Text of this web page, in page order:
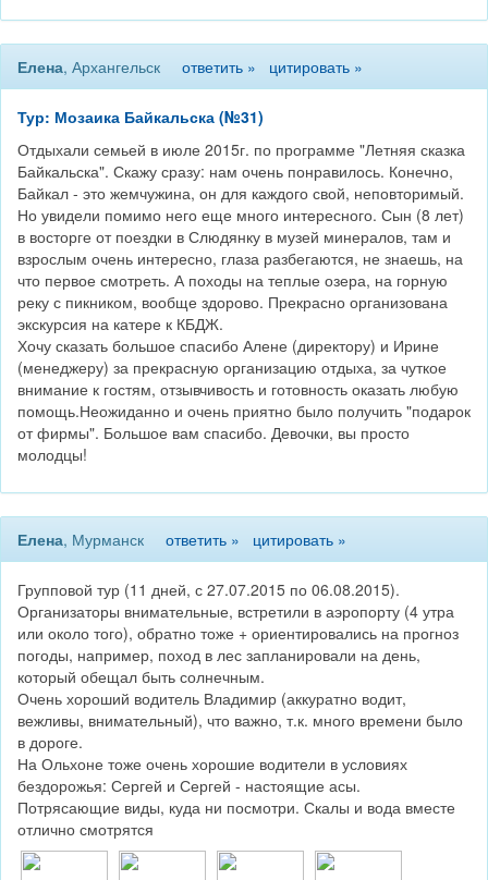
Елена, Архангельск ответить » цитировать »
Тур: Мозаика Байкальска (№31)
Отдыхали семьей в июле 2015г. по программе "Летняя сказка
Байкальска". Скажу сразу: нам очень понравилось. Конечно,
Байкал - это жемчужина, он для каждого свой, неповторимый.
Но увидели помимо него еще много интересного. Сын (8 лет)
в восторге от поездки в Слюдянку в музей минералов, там и
взрослым очень интересно, глаза разбегаются, не знаешь, на
что первое смотреть. А походы на теплые озера, на горную
реку с пикником, вообще здорово. Прекрасно организована
экскурсия на катере к КБДЖ.
Хочу сказать большое спасибо Алене (директору) и Ирине
(менеджеру) за прекрасную организацию отдыха, за чуткое
внимание к гостям, отзывчивость и готовность оказать любую
помощь.Неожиданно и очень приятно было получить "подарок
от фирмы". Большое вам спасибо. Девочки, вы просто
молодцы!
Елена, Мурманск ответить » цитировать »
Групповой тур (11 дней, с 27.07.2015 по 06.08.2015).
Организаторы внимательные, встретили в аэропорту (4 утра
или около того), обратно тоже + ориентировались на прогноз
погоды, например, поход в лес запланировали на день,
который обещал быть солнечным.
Очень хороший водитель Владимир (аккуратно водит,
вежливы, внимательный), что важно, т.к. много времени было
в дороге.
На Ольхоне тоже очень хорошие водители в условиях
бездорожья: Сергей и Сергей - настоящие асы.
Потрясающие виды, куда ни посмотри. Скалы и вода вместе
отлично смотрятся